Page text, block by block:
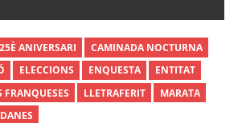
25È ANIVERSARI
CAMINADA NOCTURNA
ELECCIONS ENQUESTA
ENTITAT
FRANQUESES LLETRAFERIT
MARATA